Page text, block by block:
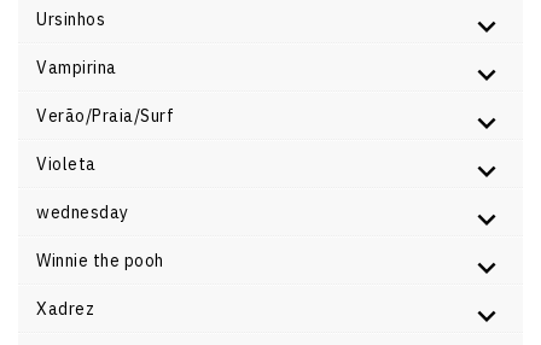
Ursinhos
Vampirina
Verão/Praia/Surf
Violeta
wednesday
Winnie the pooh
Xadrez